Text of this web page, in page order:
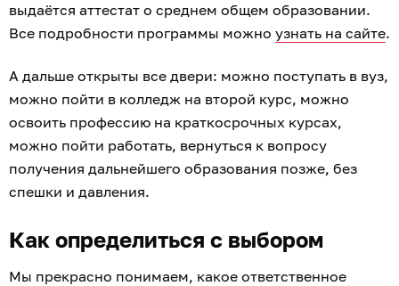
выдаётся аттестат о среднем общем образовании.
Все подробности программы можно узнать на сайте.
А дальше открыты все двери: можно поступать в вуз,
можно пойти в колледж на второй курс, можно
освоить профессию на краткосрочных курсах,
можно пойти работать, вернуться к вопросу
получения дальнейшего образования позже, без
спешки и давления.
Как определиться с выбором
Мы прекрасно понимаем, какое ответственное